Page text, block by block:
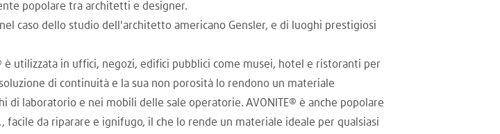
popolare tra architetti e designer.
caso dello studio dell'architetto americano Gensler, e di luoghi prestigiosi
utilizzata in uffici, negozi, edifici pubblici come musei, hotel e ristoranti per
di continuità e la sua non porosità lo rendono un materiale
laboratorio e nei mobili delle sale operatorie. AVONITE® è anche popolare
facile da riparare e ignifugo, il che lo rende un materiale ideale per qualsiasi